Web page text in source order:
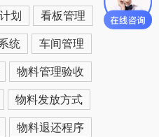
划 看板管理
统 车间管理
物料管理验收
物料发放方式
物料退还程序